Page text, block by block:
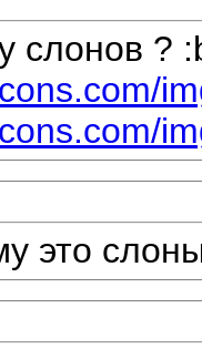
слонов ?
это